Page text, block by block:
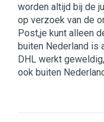
worden altijd bij de
op verzoek van de
Post,je kunt alleen
buiten Nederland is
DHL werkt
ook buiten